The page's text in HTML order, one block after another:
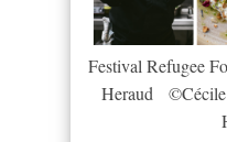
Festival Refugee
Heraud